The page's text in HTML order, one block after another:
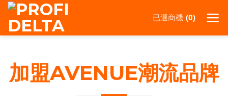
Skip
content
已選商機 0
加盟AVENUE潮流品牌